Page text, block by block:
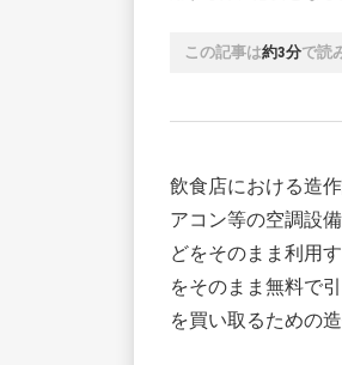
この記事は約3分で読
飲食店における造
アコン等の空調設
どをそのまま利用
をそのまま無料で
を買い取るための